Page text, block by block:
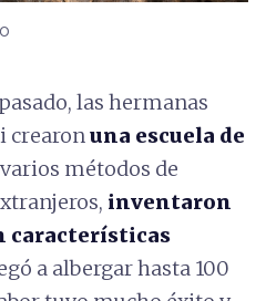
las hermanas
crearonuna escuela de
métodos de
inventaron
características
a albergar hasta 100